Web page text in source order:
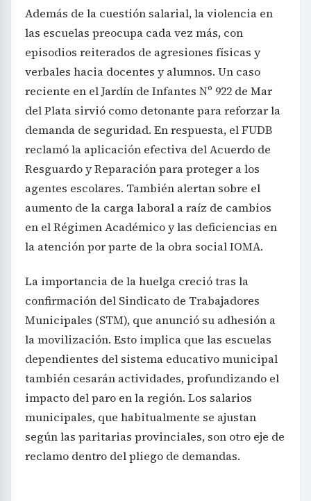
Además de la cuestión salarial, la violencia en
las escuelas preocupa cada vez más, con
episodios reiterados de agresiones físicas y
verbales hacia docentes y alumnos. Un caso
reciente en el Jardín de Infantes Nº 922 de Mar
del Plata sirvió como detonante para reforzar la
demanda de seguridad. En respuesta, el FUDB
reclamó la aplicación efectiva del Acuerdo de
Resguardo y Reparación para proteger a los
agentes escolares. También alertan sobre el
aumento de la carga laboral a raíz de cambios
en el Régimen Académico y las deficiencias en
la atención por parte de la obra social IOMA.
La importancia de la huelga creció tras la
confirmación del Sindicato de Trabajadores
Municipales (STM), que anunció su adhesión a
la movilización. Esto implica que las escuelas
dependientes del sistema educativo municipal
también cesarán actividades, profundizando el
impacto del paro en la región. Los salarios
municipales, que habitualmente se ajustan
según las paritarias provinciales, son otro eje de
reclamo dentro del pliego de demandas.